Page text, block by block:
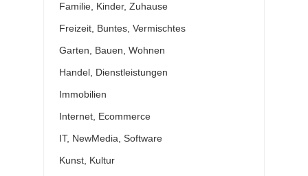
Familie, Kinder, Zuhause
Freizeit, Buntes, Vermischtes
Garten, Bauen, Wohnen
Handel, Dienstleistungen
Immobilien
Internet, Ecommerce
IT, NewMedia, Software
Kunst, Kultur